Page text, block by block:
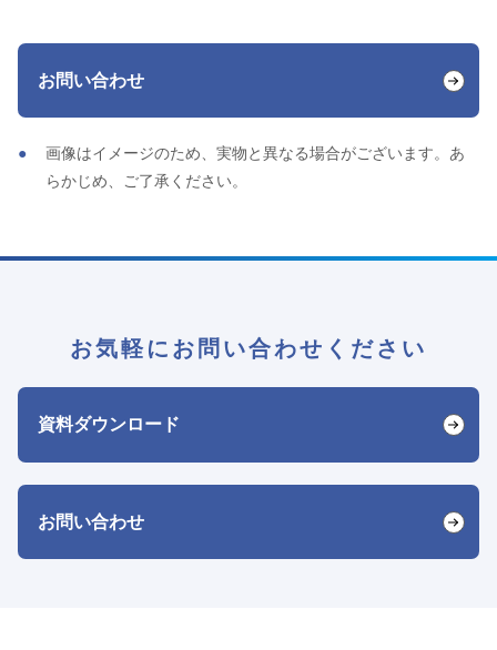
お問い合わせ
画像はイメージのため、実物と異なる場合がございます。あ
らかじめ、ご了承ください。
お気軽にお問い合わせください
資料ダウンロード
お問い合わせ